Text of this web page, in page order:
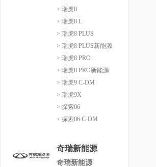
> 瑞虎8
> 瑞虎8 L
> 瑞虎8 PLUS
> 瑞虎8 PLUS新能源
> 瑞虎8 PRO
> 瑞虎8 PRO新能源
> 瑞虎9 C-DM
> 瑞虎9X
> 探索06
> 探索06 C-DM
奇瑞新能源
奇瑞新能源